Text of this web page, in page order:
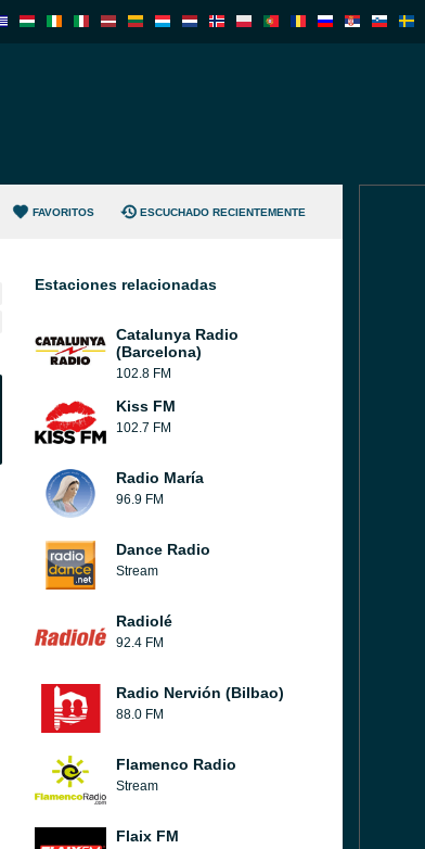
FAVORITOS ESCUCHADO RECIENTEMENTE
Estaciones relacionadas
Catalunya Radio
(Barcelona)
102.8 FM
Kiss FM
102.7 FM
Radio María
96.9 FM
Dance Radio
Stream
Radiolé
92.4 FM
Radio Nervión (Bilbao)
88.0 FM
Flamenco Radio
Stream
Flaix FM